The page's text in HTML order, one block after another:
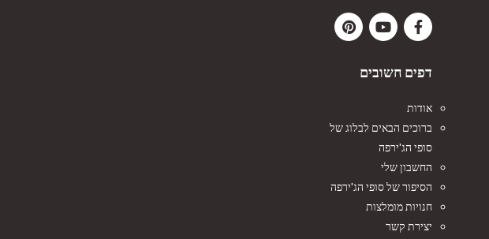
דפים חשובים
אודות
ברוכים הבאים לבלוג של
סופי הג'ירפה
החשבון שלי
הסיפור של סופי הג'ירפה
חנויות מומלצות
יצירת קשר